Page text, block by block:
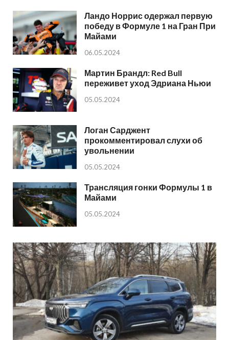
Ландо Норрис одержал первую
победу в Формуле 1 на Гран При
Майами
06.05.2024
Мартин Брандл: Red Bull
переживет уход Эдриана Ньюи
05.05.2024
Логан Сарджент
прокомментировал слухи об
увольнении
05.05.2024
Трансляция гонки Формулы 1 в
Майами
05.05.2024